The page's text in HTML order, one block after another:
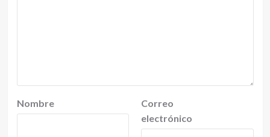
Nombre
Correo
electrónico